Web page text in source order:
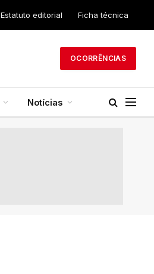
Estatuto editorial Ficha técnica
OCORRÊNCIAS
Notícias